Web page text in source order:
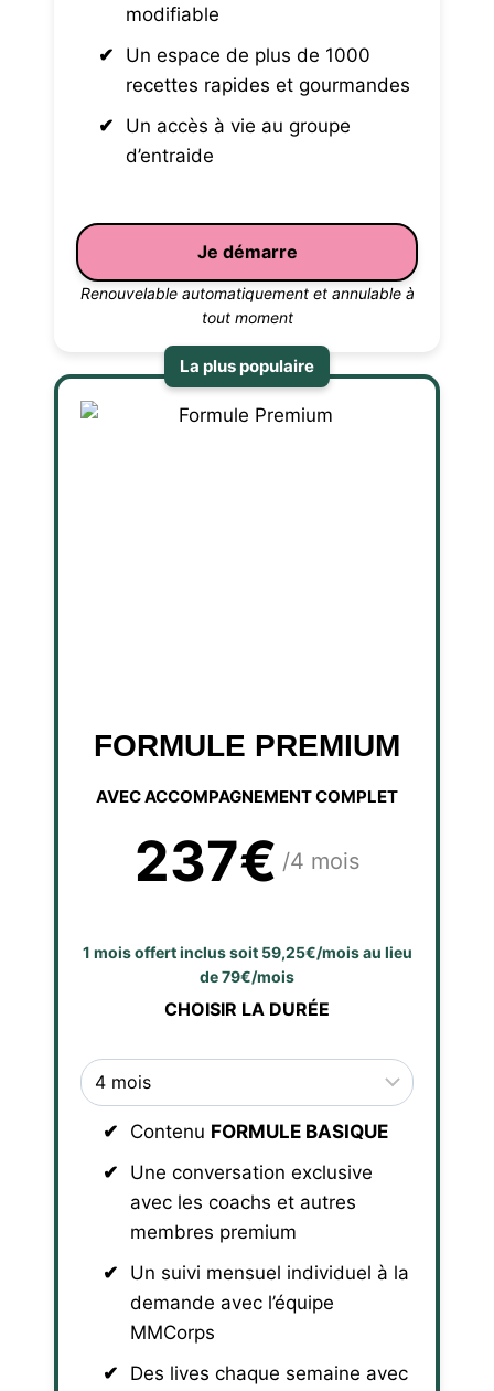
modifiable
Un espace de plus de 1000
recettes rapides et gourmandes
Un accès à vie au groupe
d’entraide
Je démarre
Renouvelable automatiquement et annulable à
tout moment
FORMULE PREMIUM
AVEC ACCOMPAGNEMENT COMPLET
237€ /4 mois
1 mois offert inclus soit 59,25€/mois au lieu
de 79€/mois
CHOISIR LA DURÉE
Contenu FORMULE BASIQUE
Une conversation exclusive
avec les coachs et autres
membres premium
Un suivi mensuel individuel à la
demande avec l’équipe
MMCorps
Des lives chaque semaine avec